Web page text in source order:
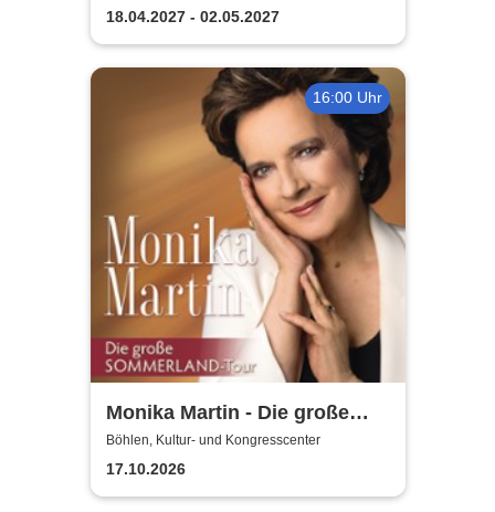
Bläserphilharmonie
Lausick
18.04.2027 - 02.05.2027
16:00 Uhr
Monika Martin - Die große
Sommerland Tour
Böhlen, Kultur- und Kongresscenter
17.10.2026